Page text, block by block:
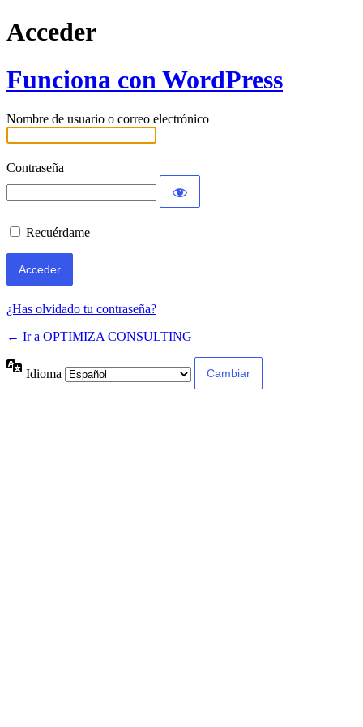
Acceder
Funciona con WordPress
Nombre de usuario o correo electrónico
Contraseña
Recuérdame
¿Has olvidado tu contraseña?
← Ir a OPTIMIZA CONSULTING
Idioma